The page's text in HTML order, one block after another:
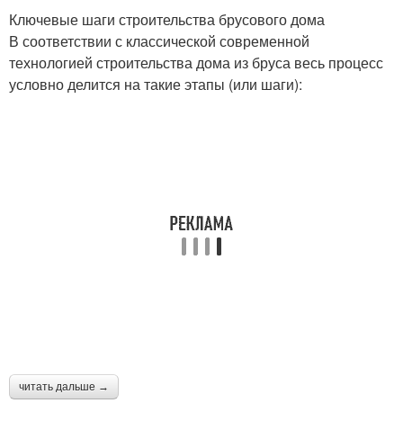
Ключевые шаги строительства брусового дома
В соответствии с классической современной
технологией строительства дома из бруса весь процесс
условно делится на такие этапы (или шаги):
читать дальше →